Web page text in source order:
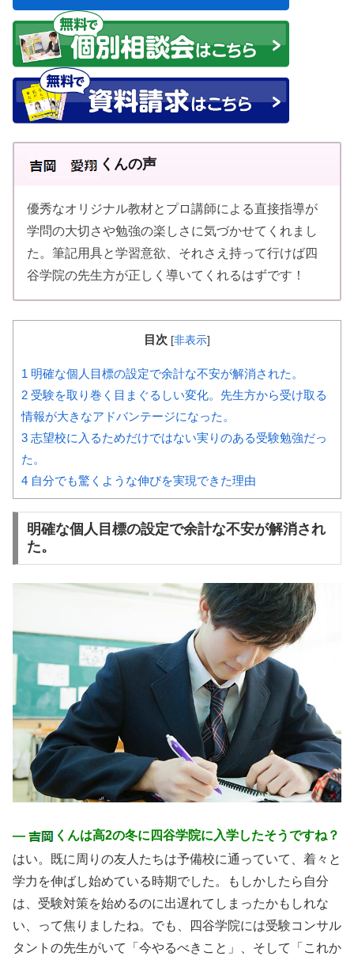
くんの声
優秀なオリジナル教材とプロ講師による直接指導が
学問の大切さや勉強の楽しさに気づかせてくれまし
た。筆記用具と学習意欲、それさえ持って行けば四
谷学院の先生方が正しく導いてくれるはずです！
目次 [非表示]
1 明確な個人目標の設定で余計な不安が解消された。
2 受験を取り巻く目まぐるしい変化。先生方から受け取る
情報が大きなアドバンテージになった。
3 志望校に入るためだけではない実りのある受験勉強だっ
た。
4 自分でも驚くような伸びを実現できた理由
明確な個人目標の設定で余計な不安が解消され
た。
―
くんは高2の冬に四谷学院に入学したそうですね？
はい。既に周りの友人たちは予備校に通っていて、着々と
学力を伸ばし始めている時期でした。もしかしたら自分
は、受験対策を始めるのに出遅れてしまったかもしれな
い、って焦りましたね。でも、四谷学院には受験コンサル
タントの先生がいて「今やるべきこと」、そして「これか